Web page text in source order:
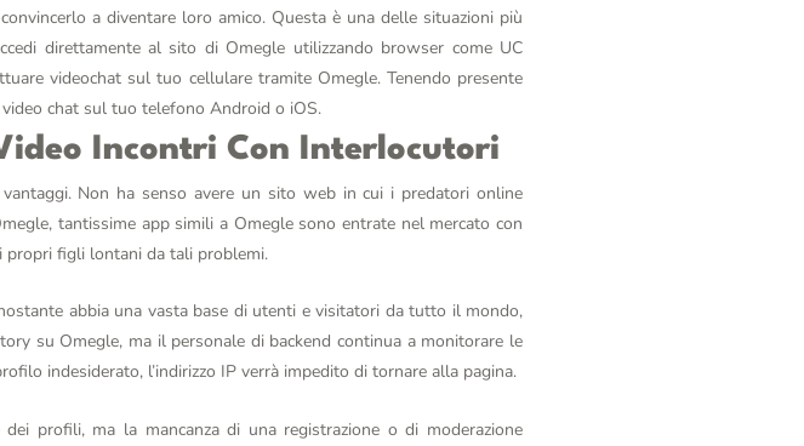
a diventare loro amico. Questa è una delle situazioni più
direttamente al sito di Omegle utilizzando browser come UC
videochat sul tuo cellulare tramite Omegle. Tenendo presente
chat sul tuo telefono Android o iOS.
Non ha senso avere un sito web in cui i predatori online
tantissime app simili a Omegle sono entrate nel mercato con
propri figli lontani da tali problemi.
abbia una vasta base di utenti e visitatori da tutto il mondo,
su Omegle, ma il personale di backend continua a monitorare le
indesiderato, l’indirizzo IP verrà impedito di tornare alla pagina.
profili, ma la mancanza di una registrazione o di moderazione